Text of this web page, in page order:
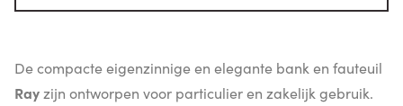
De compacte eigenzinnige en elegante bank en fauteuil
Ray zijn ontworpen voor particulier en zakelijk gebruik.